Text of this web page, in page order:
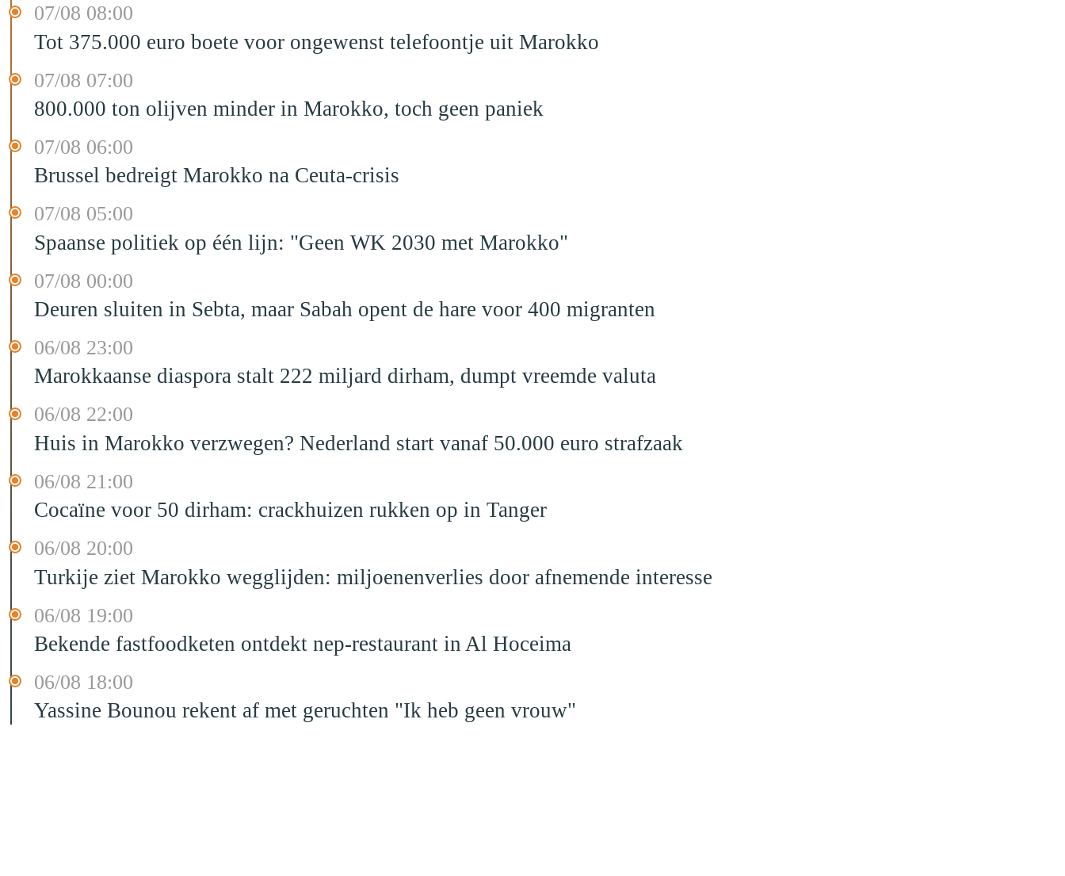
07/08 08:00
Tot 375.000 euro boete voor ongewenst telefoontje uit Marokko
07/08 07:00
800.000 ton olijven minder in Marokko, toch geen paniek
07/08 06:00
Brussel bedreigt Marokko na Ceuta-crisis
07/08 05:00
Spaanse politiek op één lijn: "Geen WK 2030 met Marokko"
07/08 00:00
Deuren sluiten in Sebta, maar Sabah opent de hare voor 400 migranten
06/08 23:00
Marokkaanse diaspora stalt 222 miljard dirham, dumpt vreemde valuta
06/08 22:00
Huis in Marokko verzwegen? Nederland start vanaf 50.000 euro strafzaak
06/08 21:00
Cocaïne voor 50 dirham: crackhuizen rukken op in Tanger
06/08 20:00
Turkije ziet Marokko wegglijden: miljoenenverlies door afnemende interesse
06/08 19:00
Bekende fastfoodketen ontdekt nep-restaurant in Al Hoceima
06/08 18:00
Yassine Bounou rekent af met geruchten "Ik heb geen vrouw"